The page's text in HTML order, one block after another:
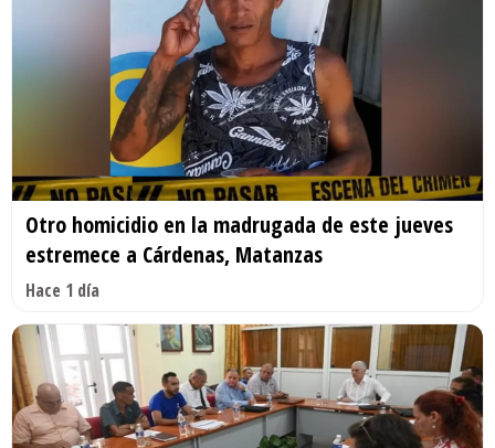
Otro homicidio en la madrugada de este jueves
estremece a Cárdenas, Matanzas
Hace 1 día